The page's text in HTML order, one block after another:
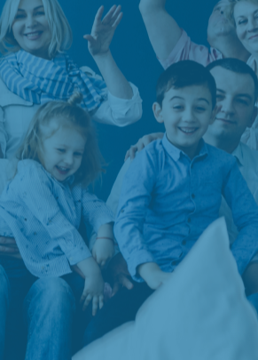
Relatório e Contas
Património
Contratação Pública
Seguros Sociais
Formulários